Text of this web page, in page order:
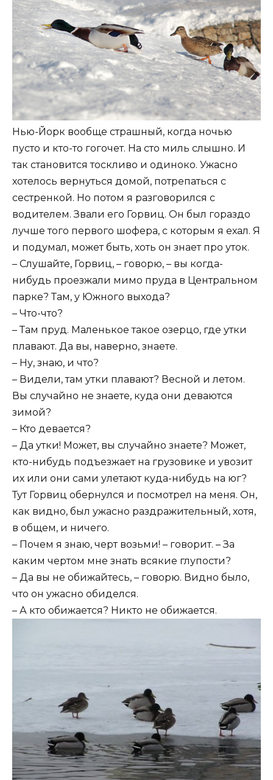
Нью-Йорк вообще страшный, когда ночью
пусто и кто-то гогочет. На сто миль слышно. И
так становится тоскливо и одиноко. Ужасно
хотелось вернуться домой, потрепаться с
сестренкой. Но потом я разговорился с
водителем. Звали его Горвиц. Он был гораздо
лучше того первого шофера, с которым я ехал. Я
и подумал, может быть, хоть он знает про уток.
– Слушайте, Горвиц, – говорю, – вы когда-
нибудь проезжали мимо пруда в Центральном
парке? Там, у Южного выхода?
– Что-что?
– Там пруд. Маленькое такое озерцо, где утки
плавают. Да вы, наверно, знаете.
– Ну, знаю, и что?
– Видели, там утки плавают? Весной и летом.
Вы случайно не знаете, куда они деваются
зимой?
– Кто девается?
– Да утки! Может, вы случайно знаете? Может,
кто-нибудь подъезжает на грузовике и увозит
их или они сами улетают куда-нибудь на юг?
Тут Горвиц обернулся и посмотрел на меня. Он,
как видно, был ужасно раздражительный, хотя,
в общем, и ничего.
– Почем я знаю, черт возьми! – говорит. – За
каким чертом мне знать всякие глупости?
– Да вы не обижайтесь, – говорю. Видно было,
что он ужасно обиделся.
– А кто обижается? Никто не обижается.